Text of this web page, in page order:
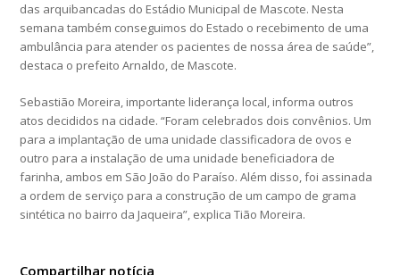
das arquibancadas do Estádio Municipal de Mascote. Nesta
semana também conseguimos do Estado o recebimento de uma
ambulância para atender os pacientes de nossa área de saúde”,
destaca o prefeito Arnaldo, de Mascote.
Sebastião Moreira, importante liderança local, informa outros
atos decididos na cidade. “Foram celebrados dois convênios. Um
para a implantação de uma unidade classificadora de ovos e
outro para a instalação de uma unidade beneficiadora de
farinha, ambos em São João do Paraíso. Além disso, foi assinada
a ordem de serviço para a construção de um campo de grama
sintética no bairro da Jaqueira”, explica Tião Moreira.
Compartilhar notícia